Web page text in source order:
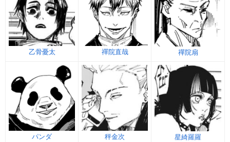
乙骨憂太 禪院直哉 禪院扇
パンダ 秤金次 星綺羅羅